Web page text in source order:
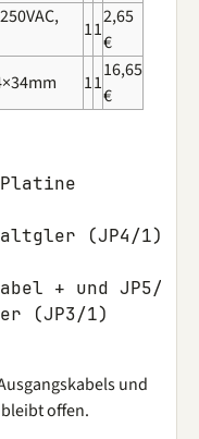
11
2,65
€
11
16,65
€
(JP4/1)
+ und JP5/1)
(JP3/1)
und
offen.